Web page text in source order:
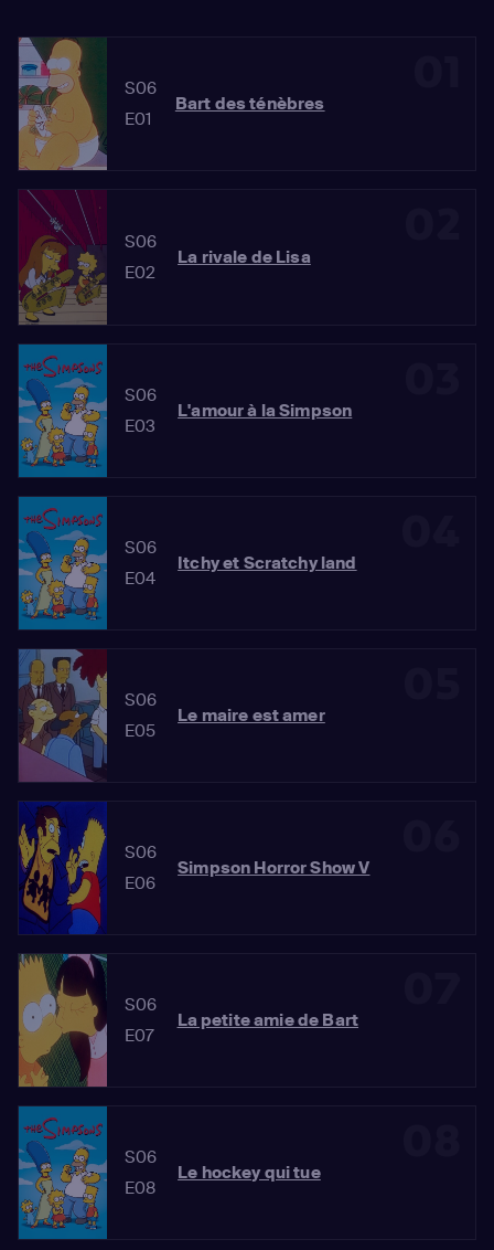
S06
E01
Bart des ténèbres
S06
E02
La rivale de Lisa
S06
E03
L'amour à la Simpson
S06
E04
Itchy et Scratchy land
S06
E05
Le maire est amer
S06
E06
Simpson Horror Show V
S06
E07
La petite amie de Bart
S06
E08
Le hockey qui tue